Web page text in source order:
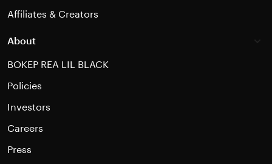
Affiliates & Creators
About
BOKEP REA LIL BLACK
Policies
Investors
Careers
Press